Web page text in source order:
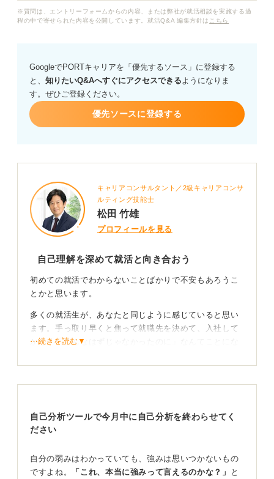
どん出遅れている気がします......。
ョックを受けました......。
インターンとかやるべきなんですか？ そもそも何から始
めたら良いんですか？
親からは「子供みたいなことを言うな」と言われてい
て、おっしゃる通りとは思うんですが、本当に就活がい
やです！ 手っ取り早く内定が欲しいというのが本音で
す！
※質問は、エントリーフォームからの内容、または弊社が就活相談を実施する過
程の中で寄せられた内容を公開しています。就活Q&A 編集方針は こちら
GoogleでPORTキャリアを「優先するソース」に登録する
と、 知りたいQ&Aへすぐにアクセスできるようになりま
す。ぜひご登録ください。
優先ソースに登録する
キャリアコンサルタント／2級キャリアコンサ
ルティング技能士
松田 竹雄
プロフィールを見る
自己理解を深めて就活と向き合おう
初めての就活でわからないことばかりで不安もあろうこ
とかと思います。
多くの就活生が、あなたと同じように感じていると思い
ます。手っ取り早くと焦って就職先を決めて、入社して
から、「こんなはずじゃなかったのに」なんてことにな
て向き合ってみてください。
自己理解を可視化し深掘りすることで、行きたい業界、
これまでの人生（子供の頃から）で経験してきた、楽し
かった思い出や夢中になれたこと、部活動やサークル、
⋯続きを読む▼
自己分析ツールで今月中に自己分析を終わらせてく
ださい
自分の弱みはわかっていても、強みは思いつかないもの
ですよね。
「これ、本当に強みって言えるのかな？」
と